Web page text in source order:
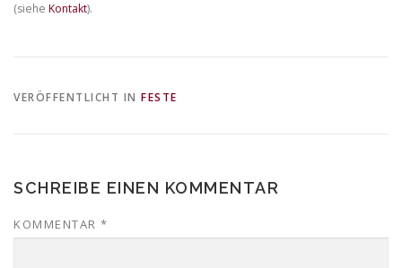
(siehe Kontakt).
VERÖFFENTLICHT IN FESTE
SCHREIBE EINEN KOMMENTAR
KOMMENTAR *